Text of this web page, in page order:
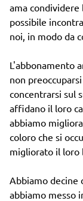
ama condividere
possibile
noi, in modo da
L'abbonamento
non
concentrarsi sul
affidano il loro
abbiamo
coloro che si
migliorato il loro
Abbiamo decine
abbiamo messo